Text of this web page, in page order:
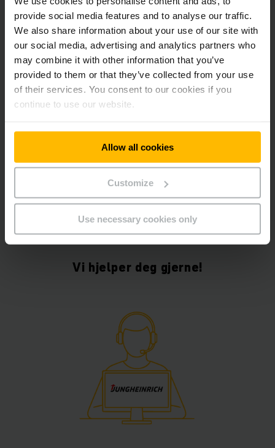
provide social media features and to analyse our traffic.
We also share information about your use of our site with
our social media, advertising and analytics partners who
may combine it with other information that you’ve
provided to them or that they’ve collected from your use
of their services. You consent to our cookies if you
continue to use our website.
Allow all cookies
Customize
Use necessary cookies only
LES MER
VIS MER
LES MER OM HØYTLØFTENDE
Vi hjelper deg gjerne!